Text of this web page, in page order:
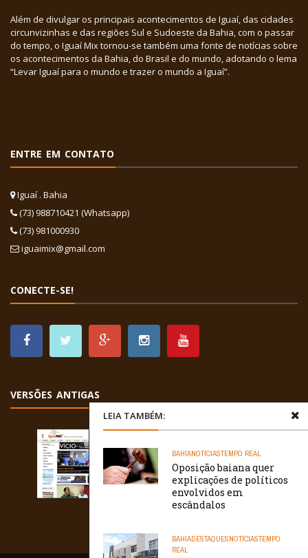
LEIA TAMBÉM:
BAHIANOTÍCIASTEMPO REAL
Oposição baiana quer
explicações de políticos
envolvidos em
escândalos
BAHIADESTAQUESNOTÍCIASTEMPO
REAL
Além de divulgar os principais acontecimentos de Iguaí, das cidades
circunvizinhas e das regiões Sul e Sudoeste da Bahia, com o passar
do tempo, o Iguaí Mix tornou-se também uma fonte de notícias sobre
os acontecimentos da Bahia, do Brasil e do mundo, adotando o lema
“Levar Iguaí para o mundo e trazer o mundo a Iguaí”.
ENTRE EM CONTATO
Iguaí . Bahia
(73) 988710421 (Whatsapp)
(73) 981000930
iguaimix@gmail.com
CONECTE-SE!
VERSÕES ANTIGAS